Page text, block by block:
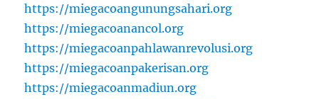
https://miegacoangunungsahari.org
https://miegacoanancol.org
https://miegacoanpahlawanrevolusi.org
https://miegacoanpakerisan.org
https://miegacoanmadiun.org